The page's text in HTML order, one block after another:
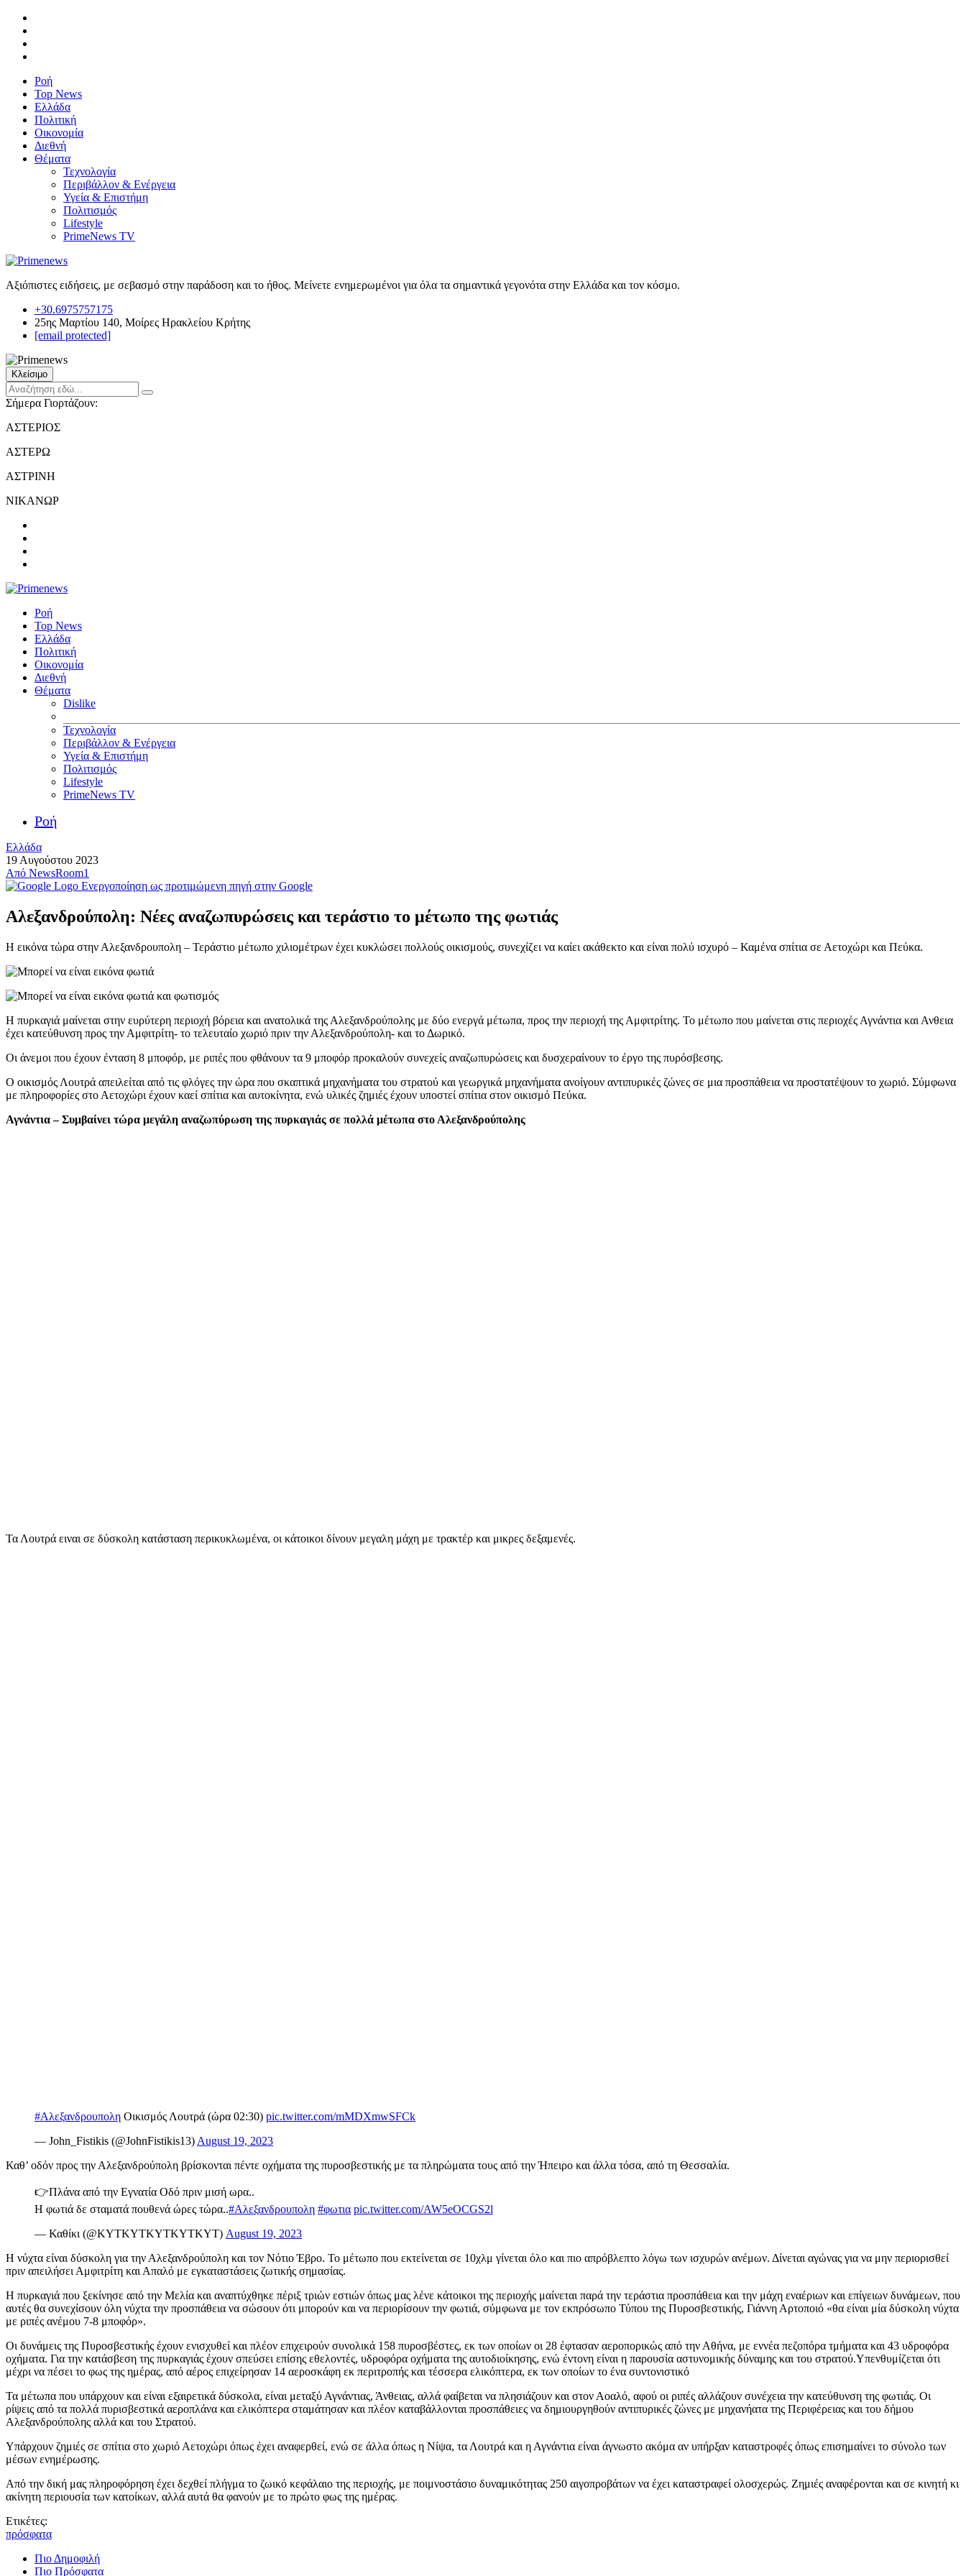
Ροή
Top News
Ελλάδα
Πολιτική
Οικονομία
Διεθνή
Θέματα
Τεχνολογία
Περιβάλλον & Ενέργεια
Υγεία & Επιστήμη
Πολιτισμός
Lifestyle
PrimeNews TV
Αξιόπιστες ειδήσεις, με σεβασμό στην παράδοση και το ήθος. Μείνετε ενημερωμένοι για όλα τα σημαντικά γεγονότα στην Ελλάδα και τον κόσμο.
+30.6975757175
25ης Μαρτίου 140, Μοίρες Ηρακλείου Κρήτης
[email protected]
Κλείσιμο
Σήμερα Γιορτάζουν:
ΑΣΤΕΡΙΟΣ
ΑΣΤΕΡΩ
ΑΣΤΡΙΝΗ
ΝΙΚΑΝΩΡ
Ροή
Top News
Ελλάδα
Πολιτική
Οικονομία
Διεθνή
Θέματα
Dislike
Τεχνολογία
Περιβάλλον & Ενέργεια
Υγεία & Επιστήμη
Πολιτισμός
Lifestyle
PrimeNews TV
Ροή
Ελλάδα
19 Αυγούστου 2023
Από NewsRoom1
Ενεργοποίηση ως προτιμώμενη πηγή στην Google
Αλεξανδρούπολη: Νέες αναζωπυρώσεις και τεράστιο το μέτωπο της φωτιάς
Η εικόνα τώρα στην Αλεξανδρουπολη – Τεράστιο μέτωπο χιλιομέτρων έχει κυκλώσει πολλούς οικισμούς, συνεχίζει να καίει ακάθεκτο και είναι πολύ ισχυρό – Καμένα σπίτια σε Αετοχώρι και Πεύκα.
Η πυρκαγιά μαίνεται στην ευρύτερη περιοχή βόρεια και ανατολικά της Αλεξανδρούπολης με δύο ενεργά μέτωπα, προς την περιοχή της Αμφιτρίτης. Το μέτωπο που μαίνεται στις περιοχές Αγνάντια και Ανθεια
έχει κατεύθυνση προς την Αμφιτρίτη- το τελευταίο χωριό πριν την Αλεξανδρούπολη- και το Δωρικό.
Οι άνεμοι που έχουν ένταση 8 μποφόρ, με ριπές που φθάνουν τα 9 μποφόρ προκαλούν συνεχείς αναζωπυρώσεις και δυσχεραίνουν το έργο της πυρόσβεσης.
Ο οικισμός Λουτρά απειλείται από τις φλόγες την ώρα που σκαπτικά μηχανήματα του στρατού και γεωργικά μηχανήματα ανοίγουν αντιπυρικές ζώνες σε μια προσπάθεια να προστατέψουν το χωριό. Σύμφωνα
με πληροφορίες στο Αετοχώρι έχουν καεί σπίτια και αυτοκίνητα, ενώ υλικές ζημιές έχουν υποστεί σπίτια στον οικισμό Πεύκα.
Αγνάντια – Συμβαίνει τώρα μεγάλη αναζωπύρωση της πυρκαγιάς σε πολλά μέτωπα στο Αλεξανδρούπολης
Τα Λουτρά ειναι σε δύσκολη κατάσταση περικυκλωμένα, οι κάτοικοι δίνουν μεγαλη μάχη με τρακτέρ και μικρες δεξαμενές.
#Αλεξανδρουπολη Οικισμός Λουτρά (ώρα 02:30) pic.twitter.com/mMDXmwSFCk
— John_Fistikis (@JohnFistikis13) August 19, 2023
Καθ’ οδόν προς την Αλεξανδρούπολη βρίσκονται πέντε οχήματα της πυροσβεστικής με τα πληρώματα τους από την Ήπειρο και άλλα τόσα, από τη Θεσσαλία.
👉Πλάνα από την Εγνατία Οδό πριν μισή ωρα..
Η φωτιά δε σταματά πουθενά ώρες τώρα..#Αλεξανδρουπολη #φωτια pic.twitter.com/AW5eOCGS2l
— Καθίκι (@KYTKYTKYTKYTKYT) August 19, 2023
Η νύχτα είναι δύσκολη για την Αλεξανδρούπολη και τον Νότιο Έβρο. Το μέτωπο που εκτείνεται σε 10χλμ γίνεται όλο και πιο απρόβλεπτο λόγω των ισχυρών ανέμων. Δίνεται αγώνας για να μην περιορισθεί
πριν απειλήσει Αμφιτρίτη και Απαλό με εγκαταστάσεις ζωτικής σημασίας.
Η πυρκαγιά που ξεκίνησε από την Μελία και αναπτύχθηκε πέριξ τριών εστιών όπως μας λένε κάτοικοι της περιοχής μαίνεται παρά την τεράστια προσπάθεια και την μάχη εναέριων και επίγειων δυνάμεων, που
αυτές θα συνεχίσουν όλη νύχτα την προσπάθεια να σώσουν ότι μπορούν και να περιορίσουν την φωτιά, σύμφωνα με τον εκπρόσωπο Τύπου της Πυροσβεστικής, Γιάννη Αρτοποιό «θα είναι μία δύσκολη νύχτα
με ριπές ανέμου 7-8 μποφόρ».
Οι δυνάμεις της Πυροσβεστικής έχουν ενισχυθεί και πλέον επιχειρούν συνολικά 158 πυροσβέστες, εκ των οποίων οι 28 έφτασαν αεροπορικώς από την Αθήνα, με εννέα πεζοπόρα τμήματα και 43 υδροφόρα
οχήματα. Για την κατάσβεση της πυρκαγιάς έχουν σπεύσει επίσης εθελοντές, υδροφόρα οχήματα της αυτοδιοίκησης, ενώ έντονη είναι η παρουσία αστυνομικής δύναμης και του στρατού.Υπενθυμίζεται ότι
μέχρι να πέσει το φως της ημέρας, από αέρος επιχείρησαν 14 αεροσκάφη εκ περιτροπής και τέσσερα ελικόπτερα, εκ των οποίων το ένα συντονιστικό
Τα μέτωπα που υπάρχουν και είναι εξαιρετικά δύσκολα, είναι μεταξύ Αγνάντιας, Άνθειας, αλλά φαίβεται να πλησιάζουν και στον Αοαλό, αφού οι ριπές αλλάζουν συνέχεια την κατεύθυνση της φωτιάς. Οι
ρίψεις από τα πολλά πυρισβεστικά αεροπλάνα και ελικόπτερα σταμάτησαν και πλέον καταβάλλονται προσπάθειες να δημιουργηθούν αντιπυρικές ζώνες με μηχανήατα της Περιφέρειας και του δήμου
Αλεξανδρούπολης αλλά και του Στρατού.
Υπάρχουν ζημιές σε σπίτια στο χωριό Αετοχώρι όπως έχει αναφερθεί, ενώ σε άλλα όπως η Νίψα, τα Λουτρά και η Αγνάντια είναι άγνωστο ακόμα αν υπήρξαν καταστροφές όπως επισημαίνει το σύνολο των
μέσων ενημέρωσης.
Από την δική μας πληροφόρηση έχει δεχθεί πλήγμα το ζωικό κεφάλαιο της περιοχής, με ποιμνοστάσιο δυναμικότητας 250 αιγοπροβάτων να έχει καταστραφεί ολοσχερώς. Ζημιές αναφέρονται και σε κινητή κι
ακίνητη περιουσία των κατοίκων, αλλά αυτά θα φανούν με το πρώτο φως της ημέρας.
Ετικέτες:
πρόσφατα
Πιο Δημοφιλή
Πιο Πρόσφατα